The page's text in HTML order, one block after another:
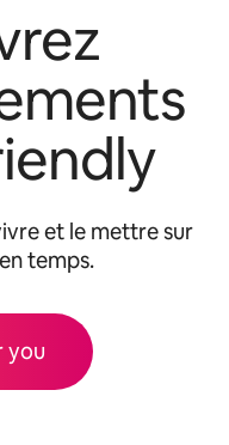
et le mettre sur
temps.
you